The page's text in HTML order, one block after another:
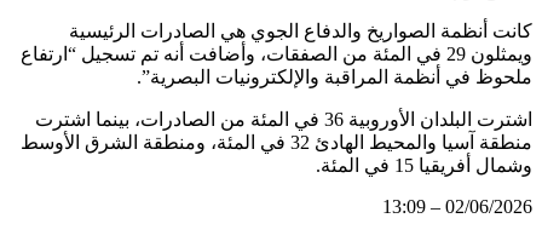
كانت أنظمة الصواريخ والدفاع الجوي هي الصادرات الرئيسية
ويمثلون 29 في المئة من الصفقات، وأضافت أنه تم تسجيل “ارتفاع
ملحوظ في أنظمة المراقبة والإلكترونيات البصرية”.
اشترت البلدان الأوروبية 36 في المئة من الصادرات، بينما اشترت
منطقة آسيا والمحيط الهادئ 32 في المئة، ومنطقة الشرق الأوسط
وشمال أفريقيا 15 في المئة.
02/06/2026 – 13:09